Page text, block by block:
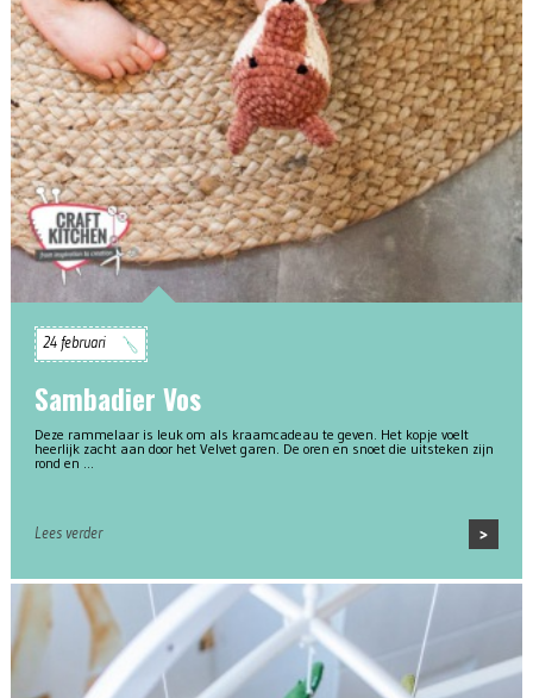
24 februari
Sambadier Vos
Deze rammelaar is leuk om als kraamcadeau te geven. Het kopje voelt
heerlijk zacht aan door het Velvet garen. De oren en snoet die uitsteken zijn
rond en …
Lees verder